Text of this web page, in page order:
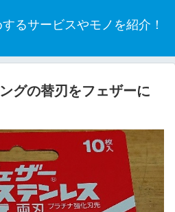
るサービスやモノを紹介！
グの替刃をフェザーに